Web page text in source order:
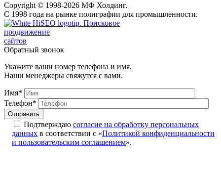
Copyright © 1998-2026 МФ Холдинг.
С 1998 года на рынке полиграфии для промышленности.
Поисковое
продвижение
сайтов
Обратный звонок
Укажите ваши номер телефона и имя.
Наши менеджеры свяжутся с вами.
Имя*
Телефон*
Подтверждаю согласие на обработку персональных
данных в соответствии с «Политикой конфиденциальности
и пользовательским соглашением».